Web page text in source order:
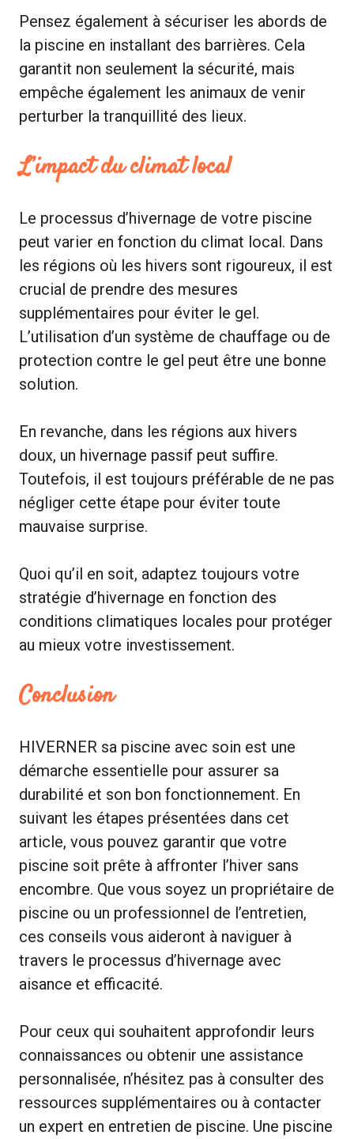
Pensez également à sécuriser les abords de
la piscine en installant des barrières. Cela
garantit non seulement la sécurité, mais
empêche également les animaux de venir
perturber la tranquillité des lieux.
L’impact du climat local
Le processus d’hivernage de votre piscine
peut varier en fonction du climat local. Dans
les régions où les hivers sont rigoureux, il est
crucial de prendre des mesures
supplémentaires pour éviter le gel.
L’utilisation d’un système de chauffage ou de
protection contre le gel peut être une bonne
solution.
En revanche, dans les régions aux hivers
doux, un hivernage passif peut suffire.
Toutefois, il est toujours préférable de ne pas
négliger cette étape pour éviter toute
mauvaise surprise.
Quoi qu’il en soit, adaptez toujours votre
stratégie d’hivernage en fonction des
conditions climatiques locales pour protéger
au mieux votre investissement.
Conclusion
HIVERNER sa piscine avec soin est une
démarche essentielle pour assurer sa
durabilité et son bon fonctionnement. En
suivant les étapes présentées dans cet
article, vous pouvez garantir que votre
piscine soit prête à affronter l’hiver sans
encombre. Que vous soyez un propriétaire de
piscine ou un professionnel de l’entretien,
ces conseils vous aideront à naviguer à
travers le processus d’hivernage avec
aisance et efficacité.
Pour ceux qui souhaitent approfondir leurs
connaissances ou obtenir une assistance
personnalisée, n’hésitez pas à consulter des
ressources supplémentaires ou à contacter
un expert en entretien de piscine. Une piscine